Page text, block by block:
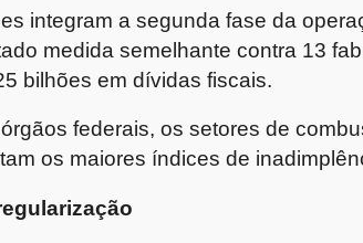
integram a segunda fase da
medida semelhante contra 13
bilhões em dívidas fiscais.
federais, os setores de
os maiores índices de